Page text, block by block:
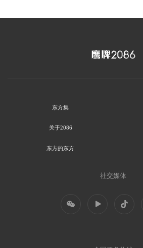
东方集
关于2086
东方的东方
社交媒体